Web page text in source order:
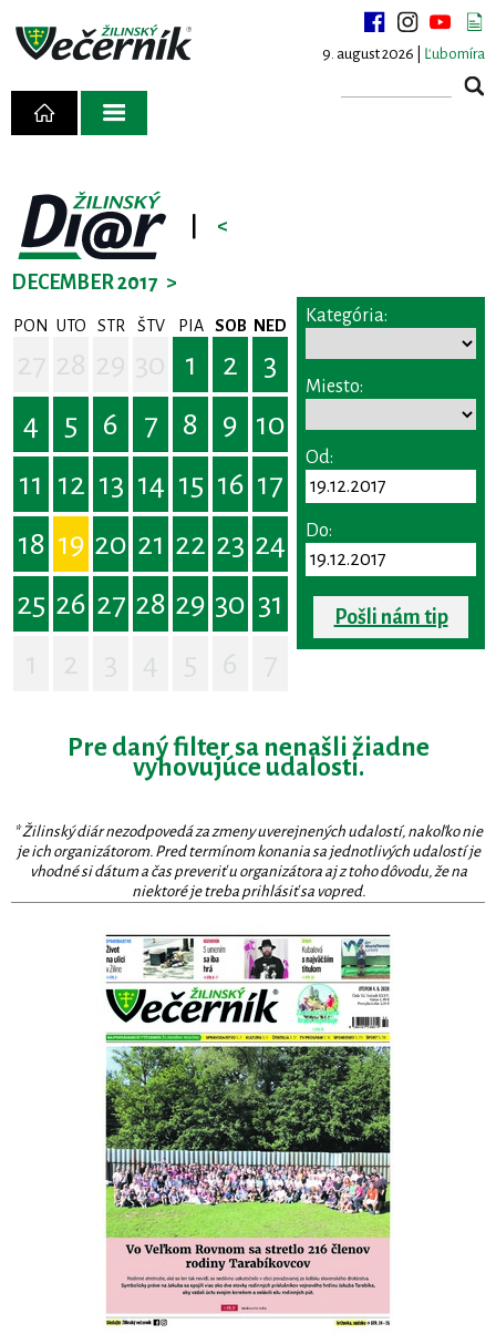
9. august 2026 | Ľubomíra
<
DECEMBER 2017 >
PON UTO STR ŠTV PIA SOB NED
1 2
3
4
5 6 7 8 9 10
11 12 13 14 15 16 17
18 19 20 21 22 23 24
25 26 27 28 29 30 31
Kategória:
Miesto:
Od:
Do:
Pošli nám tip
Pre daný filter sa nenašli žiadne
vyhovujúce udalosti.
* Žilinský diár nezodpovedá za zmeny uverejnených udalostí, nakoľko nie
je ich organizátorom. Pred termínom konania sa jednotlivých udalostí je
vhodné si dátum a čas preveriť u organizátora aj z toho dôvodu, že na
niektoré je treba prihlásiť sa vopred.